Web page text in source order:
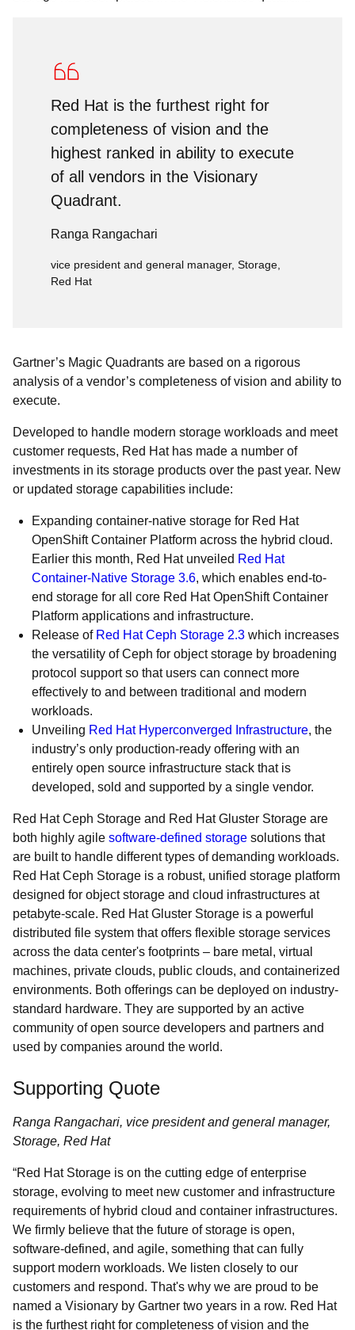
Red Hat is the furthest right for
completeness of vision and the
highest ranked in ability to execute
of all vendors in the Visionary
Quadrant.
Ranga Rangachari
vice president and general manager, Storage,
Red Hat
Gartner’s Magic Quadrants are based on a rigorous
analysis of a vendor’s completeness of vision and ability to
execute.
Developed to handle modern storage workloads and meet
customer requests, Red Hat has made a number of
investments in its storage products over the past year. New
or updated storage capabilities include:
Expanding container-native storage for Red Hat
OpenShift Container Platform across the hybrid cloud.
Earlier this month, Red Hat unveiled Red Hat
Container-Native Storage 3.6, which enables end-to-
end storage for all core Red Hat OpenShift Container
Platform applications and infrastructure.
Release of Red Hat Ceph Storage 2.3 which increases
the versatility of Ceph for object storage by broadening
protocol support so that users can connect more
effectively to and between traditional and modern
workloads.
Unveiling Red Hat Hyperconverged Infrastructure, the
industry’s only production-ready offering with an
entirely open source infrastructure stack that is
developed, sold and supported by a single vendor.
Red Hat Ceph Storage and Red Hat Gluster Storage are
both highly agile software-defined storage solutions that
are built to handle different types of demanding workloads.
Red Hat Ceph Storage is a robust, unified storage platform
designed for object storage and cloud infrastructures at
petabyte-scale. Red Hat Gluster Storage is a powerful
distributed file system that offers flexible storage services
across the data center's footprints – bare metal, virtual
machines, private clouds, public clouds, and containerized
environments. Both offerings can be deployed on industry-
standard hardware. They are supported by an active
community of open source developers and partners and
used by companies around the world.
Supporting Quote
Ranga Rangachari, vice president and general manager,
Storage, Red Hat
“Red Hat Storage is on the cutting edge of enterprise
storage, evolving to meet new customer and infrastructure
requirements of hybrid cloud and container infrastructures.
We firmly believe that the future of storage is open,
software-defined, and agile, something that can fully
support modern workloads. We listen closely to our
customers and respond. That's why we are proud to be
named a Visionary by Gartner two years in a row. Red Hat
is the furthest right for completeness of vision and the